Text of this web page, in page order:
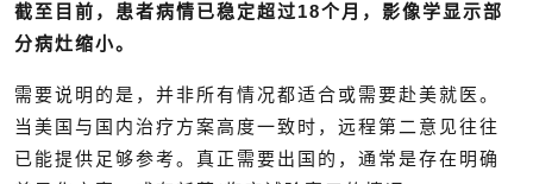
截至目前，患者病情已稳定超过18个月，影像学显示部
分病灶缩小。
需要说明的是，并非所有情况都适合或需要赴美就医。
当美国与国内治疗方案高度一致时，远程第二意见往往
已能提供足够参考。真正需要出国的，通常是存在明确